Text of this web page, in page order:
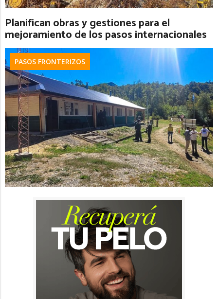
Planifican obras y gestiones para el
mejoramiento de los pasos internacionales
PASOS FRONTERIZOS